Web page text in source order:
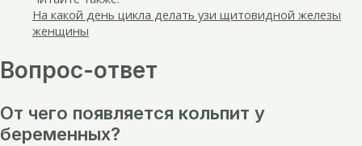
На какой день цикла делать узи щитовидной железы
женщины
Вопрос-ответ
От чего появляется кольпит у
беременных?